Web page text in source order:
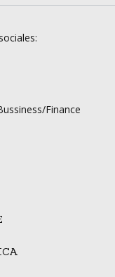
Finance